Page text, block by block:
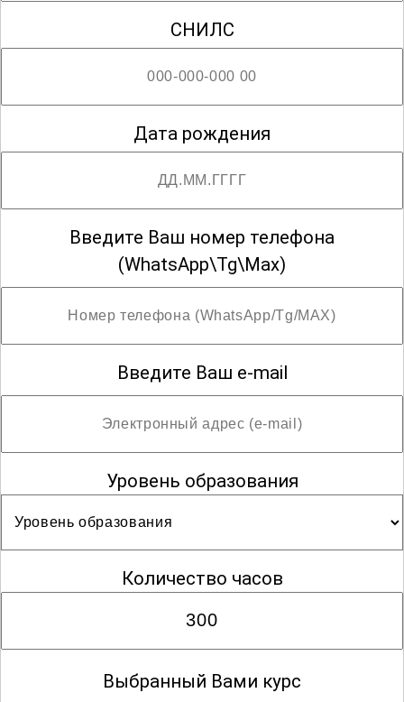
СНИЛС
Дата рождения
Введите Ваш номер телефона
(WhatsApp\Tg\Max)
Введите Ваш e-mail
Уровень образования
Количество часов
Выбранный Вами курс